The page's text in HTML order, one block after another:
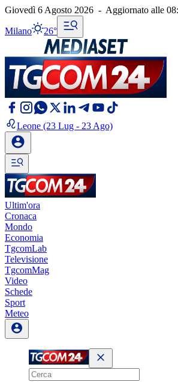
Giovedì 6 Agosto 2026 - Aggiornato alle
Milano 26°
Leone (23 Lug - 23 Ago)
Ultim'ora
Cronaca
Mondo
Economia
TgcomLab
Televisione
TgcomMag
Video
Schede
Sport
Meteo